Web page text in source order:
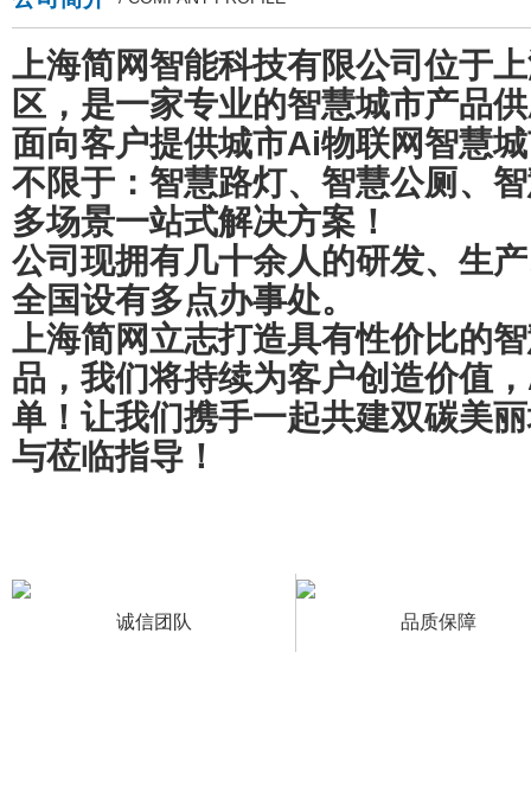
上海简网智能科技有限公司位于
区，是一家专业的智慧城市产品
面向客户提供城市Ai物联网智慧
不限于：智慧路灯、智慧公厕、
多场景一站式解决方案！
公司现拥有几十余人的研发、生
全国设有多点办事处。
上海简网立志打造具有性价比的
品，我们将持续为客户创造价值，
单！ 让我们携手一起共建双碳美
与莅临指导！
诚信团队 品质保障